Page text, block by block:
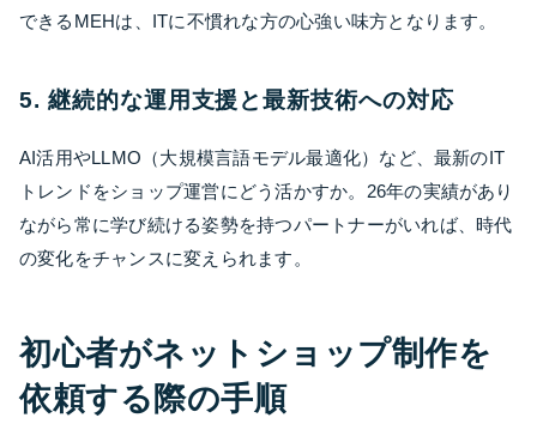
できるMEHは、ITに不慣れな方の心強い味方となります。
5. 継続的な運用支援と最新技術への対応
AI活用やLLMO（大規模言語モデル最適化）など、最新のIT
トレンドをショップ運営にどう活かすか。26年の実績があり
ながら常に学び続ける姿勢を持つパートナーがいれば、時代
の変化をチャンスに変えられます。
初心者がネットショップ制作を
依頼する際の手順